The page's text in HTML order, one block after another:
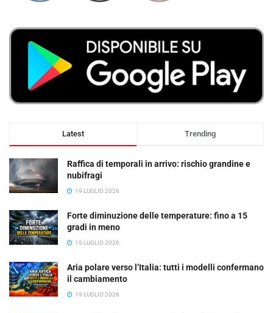
Latest Trending
Raffica di temporali in arrivo: rischio grandine e
nubifragi
19 LUGLIO 2026
Forte diminuzione delle temperature: fino a 15
gradi in meno
19 LUGLIO 2026
Aria polare verso l’Italia: tutti i modelli confermano
il cambiamento
19 LUGLIO 2026